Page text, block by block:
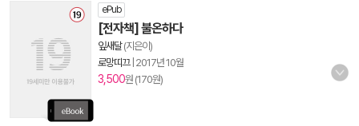
ePub
[전자책] 불온하다
잎새달(지은이)
로망띠끄| 2017년 10월
3,500원 (170원)